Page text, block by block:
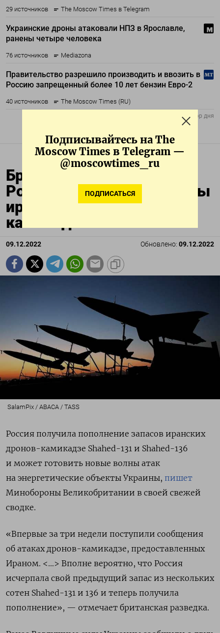
Подписывайтесь на The
Moscow Times в Telegram —
@moscowtimes_ru
ПОДПИСАТЬСЯ
Британская разведка:
Россия восполнила запасы
иранских дронов-
камикадзе
09.12.2022 Обновлено: 09.12.2022
SalamPix / ABACA / TASS
Россия получила пополнение запасов иранских
дронов-камикадзе Shahed-131 и Shahed-136
и может готовить новые волны атак
на энергетические объекты Украины, пишет
Минобороны Великобритании в своей свежей
сводке.
«Впервые за три недели поступили сообщения
об атаках дронов-камикадзе, предоставленных
Ираном. <…> Вполне вероятно, что Россия
исчерпала свой предыдущий запас из нескольких
сотен Shahed-131 и 136 и теперь получила
пополнение», — отмечает британская разведка.